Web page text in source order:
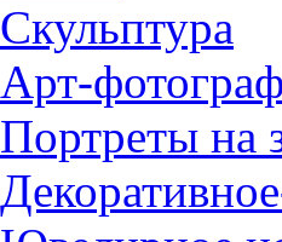
Скульптура
Арт-
Портреты на